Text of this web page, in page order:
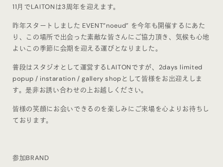
11月でLAITONは3周年を迎えます。
昨年スタートしました EVENT”noeud” を今年も開催するにあた
り、この場所で出会った素敵な皆さんにご協力頂き、気候も心地
よいこの季節に会期を迎える運びとなりました。
普段はスタジオとして運営するLAITONですが、2days limited
popup / instaration / gallery shopとして皆様をお出迎えしま
す。是非お誘い合わせの上お越しください。
皆様の笑顔にお会いできるのを楽しみにご来場を心よりお待ちし
ております。
参加BRAND